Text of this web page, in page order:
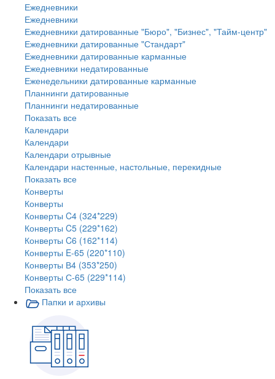
Ежедневники
Ежедневники
Ежедневники датированные "Бюро", "Бизнес", "Тайм-центр"
Ежедневники датированные "Стандарт"
Ежедневники датированные карманные
Ежедневники недатированные
Еженедельники датированные карманные
Планнинги датированные
Планнинги недатированные
Показать все
Календари
Календари
Календари отрывные
Календари настенные, настольные, перекидные
Показать все
Конверты
Конверты
Конверты C4 (324*229)
Конверты C5 (229*162)
Конверты C6 (162*114)
Конверты E-65 (220*110)
Конверты В4 (353*250)
Конверты С-65 (229*114)
Показать все
Папки и архивы